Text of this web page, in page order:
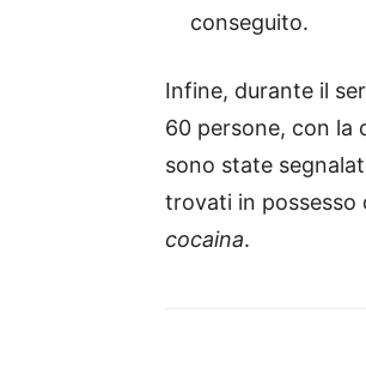
conseguito.
Infine, durante il
60 persone, con la
sono state
trovati in possesso
cocaina.